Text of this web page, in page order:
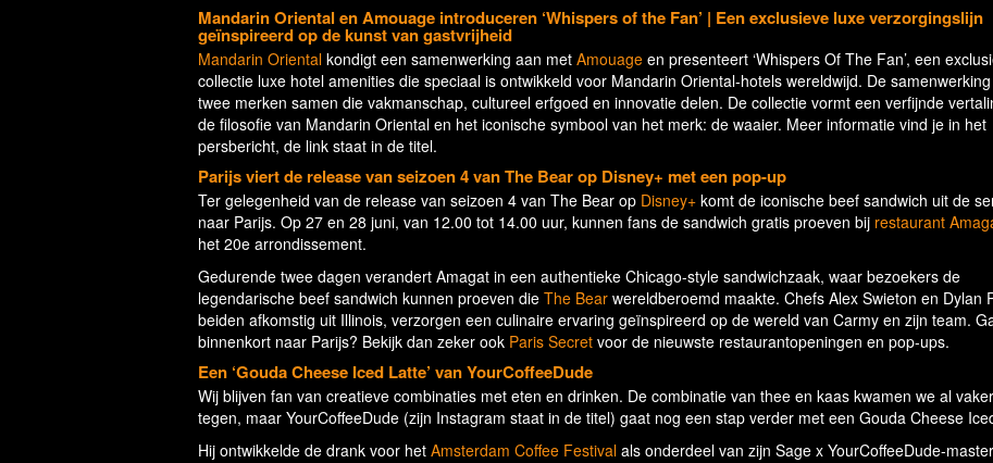
Mandarin Oriental en Amouage introduceren ‘Whispers of the Fan’ | Een exclusieve luxe verzorgingslijn
geïnspireerd op de kunst van gastvrijheid
Mandarin Oriental kondigt een samenwerking aan met Amouage en presenteert ‘Whispers Of The Fan’, een
collectie luxe hotel amenities die speciaal is ontwikkeld voor Mandarin Oriental-hotels wereldwijd. De
twee merken samen die vakmanschap, cultureel erfgoed en innovatie delen. De collectie vormt een verfijnde
de filosofie van Mandarin Oriental en het iconische symbool van het merk: de waaier. Meer informatie vind je in het
persbericht, de link staat in de titel.
Parijs viert de release van seizoen 4 van The Bear op Disney+ met een pop-up
Ter gelegenheid van de release van seizoen 4 van The Bear op Disney+ komt de iconische beef sandwich uit de
naar Parijs. Op 27 en 28 juni, van 12.00 tot 14.00 uur, kunnen fans de sandwich gratis proeven bij restaurant
het 20e arrondissement.
Gedurende twee dagen verandert Amagat in een authentieke Chicago-style sandwichzaak, waar bezoekers de
legendarische beef sandwich kunnen proeven die The Bear wereldberoemd maakte. Chefs Alex Swieton en Dylan
beiden afkomstig uit Illinois, verzorgen een culinaire ervaring geïnspireerd op de wereld van Carmy en zijn team.
binnenkort naar Parijs? Bekijk dan zeker ook Paris Secret voor de nieuwste restaurantopeningen en pop-ups.
Een ‘Gouda Cheese Iced Latte’ van YourCoffeeDude
Wij blijven fan van creatieve combinaties met eten en drinken. De combinatie van thee en kaas kwamen we al vaker
tegen, maar YourCoffeeDude (zijn Instagram staat in de titel) gaat nog een stap verder met een Gouda Cheese
Hij ontwikkelde de drank voor het Amsterdam Coffee Festival als onderdeel van zijn Sage x YourCoffeeDude-